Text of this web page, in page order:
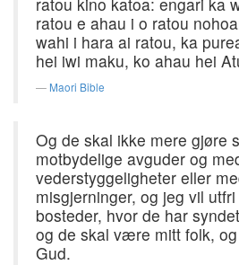
ratou e ahau i o ratou
wahi i hara ai ratou, ka
hei iwi maku, ko ahau hei
Maori Bible
Og de skal ikke mere gjøre
motbydelige avguder og
vederstyggeligheter eller
misgjerninger, og jeg vil
bosteder, hvor de har
og de skal være mitt folk,
Gud.